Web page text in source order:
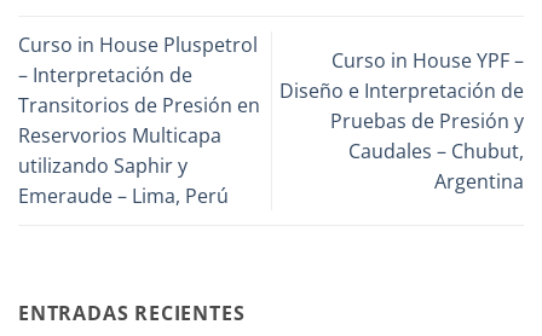
Curso in House Pluspetrol
– Interpretación de
Transitorios de Presión en
Reservorios Multicapa
utilizando Saphir y
Emeraude – Lima, Perú
Curso in House YPF –
Diseño e Interpretación de
Pruebas de Presión y
Caudales – Chubut,
Argentina
ENTRADAS RECIENTES